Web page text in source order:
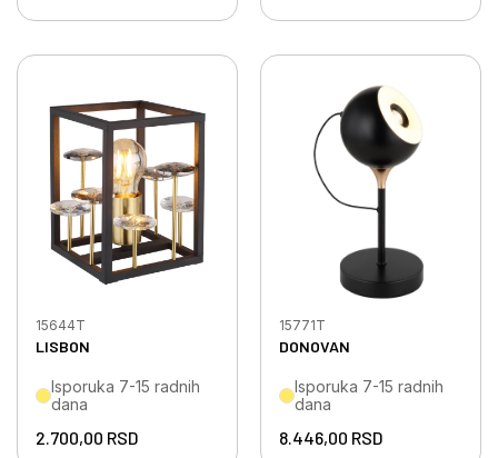
LISBON
15644T
Isporuka 7-15 radnih
dana
2.700,00 RSD
DONOVAN
15771T
Isporuka 7-15 radnih
dana
8.446,00 RSD